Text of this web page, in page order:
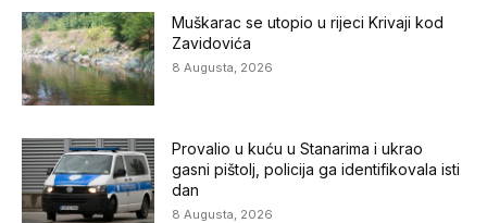
Muškarac se utopio u rijeci Krivaji kod
Zavidovića
8 Augusta, 2026
Provalio u kuću u Stanarima i ukrao
gasni pištolj, policija ga identifikovala isti
dan
8 Augusta, 2026